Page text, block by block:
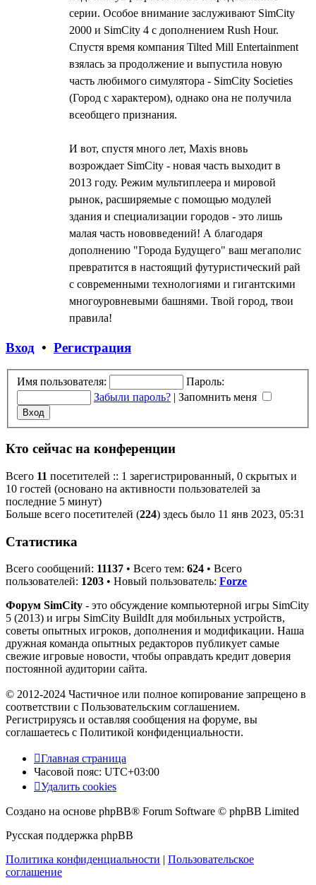
серии. Особое внимание заслуживают SimCity
2000 и SimCity 4 с дополнением Rush Hour.
Спустя время компания Tilted Mill Entertainment
взялась за продолжение и выпустила новую
часть любимого симулятора - SimCity Societies
(Город с характером), однако она не получила
всеобщего признания.
И вот, спустя много лет, Maxis вновь
возрождает SimCity - новая часть выходит в
2013 году. Режим мультиплеера и мировой
рынок, расширяемые с помощью модулей
здания и специализации городов - это лишь
малая часть нововведений! А благодаря
дополнению "Города Будущего" ваш мегаполис
превратится в настоящий футуристический рай
с современными технологиями и гигантскими
многоуровневыми башнями. Твой город, твои
правила!
Вход • Регистрация
Имя пользователя:
Пароль:
Забыли пароль? | Запомнить меня
Кто сейчас на конференции
Всего 11 посетителей :: 1 зарегистрированный, 0 скрытых и
10 гостей (основано на активности пользователей за
последние 5 минут)
Больше всего посетителей (224) здесь было 11 янв 2023, 05:31
Статистика
Всего сообщений: 11137 • Всего тем: 624 • Всего
пользователей: 1203 • Новый пользователь: Forze
Форум SimCity - это обсуждение компьютерной игры SimCity
5 (2013) и игры SimCity BuildIt для мобильных устройств,
советы опытных игроков, дополнения и модификации. Наша
дружная команда опытных редакторов публикует самые
свежие игровые новости, чтобы оправдать кредит доверия
постоянной аудитории сайта.
© 2012-2024 Частичное или полное копирование запрещено в
соответствии с Пользовательским соглашением.
Регистрируясь и оставляя сообщения на форуме, вы
соглашаетесь с Политикой конфиденциальности.
Главная страница
Часовой пояс: UTC+03:00
Удалить cookies
Создано на основе phpBB® Forum Software © phpBB Limited
Русская поддержка phpBB
Политика конфиденциальности | Пользовательское
соглашение